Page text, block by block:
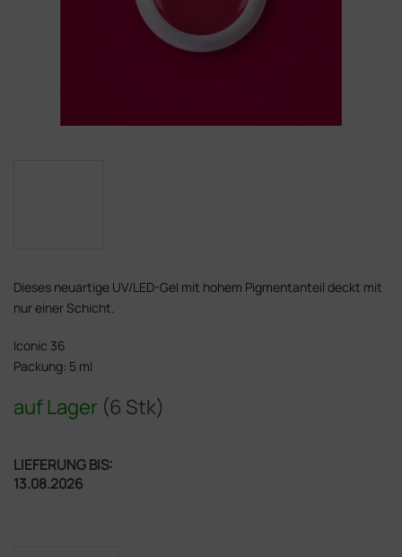
auf Lager (6 Stk)
LIEFERUNG BIS:
13.08.2026
Dieses neuartige UV/LED-Gel mit hohem Pigmentanteil deckt mit
nur einer Schicht.
Iconic 36
Packung: 5 ml